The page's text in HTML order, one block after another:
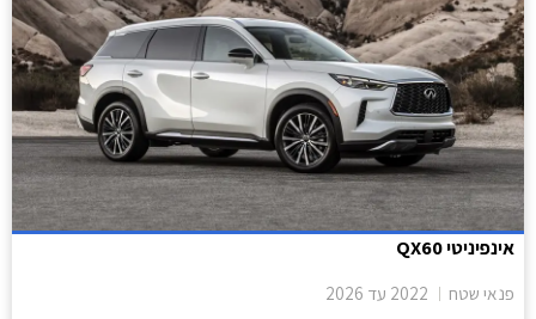
אינפיניטי QX60
פנאי שטח 2022 עד 2026